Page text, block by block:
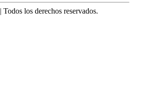
| Todos los derechos reservados.